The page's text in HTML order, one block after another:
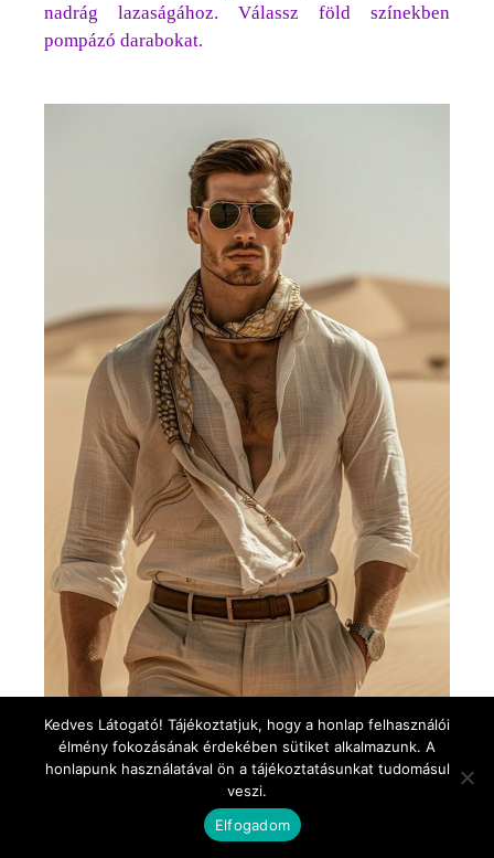
nadrág lazaságához. Válassz föld színekben
pompázó darabokat.
Kedves Látogató! Tájékoztatjuk, hogy a honlap felhasználói
élmény fokozásának érdekében sütiket alkalmazunk. A
honlapunk használatával ön a tájékoztatásunkat tudomásul
veszi.
Elfogadom